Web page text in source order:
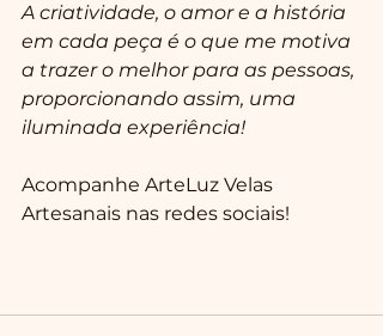
A criatividade, o amor e a história
em cada peça é o que me motiva
a trazer o melhor para as pessoas,
proporcionando assim, uma
iluminada experiência!
Acompanhe ArteLuz Velas
Artesanais nas redes sociais!